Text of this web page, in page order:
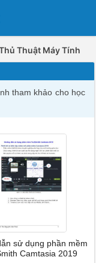
Thuật Máy Tính
tham khảo cho học
sử dụng phần mềm
Camtasia 2019